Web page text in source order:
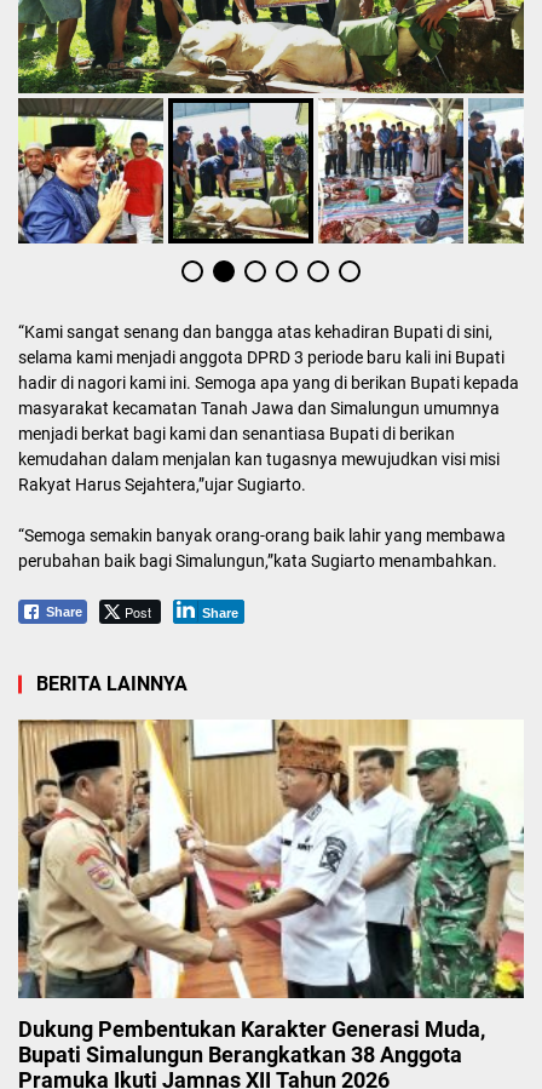
“Kami sangat senang dan bangga atas kehadiran Bupati di sini,
selama kami menjadi anggota DPRD 3 periode baru kali ini Bupati
hadir di nagori kami ini. Semoga apa yang di berikan Bupati kepada
masyarakat kecamatan Tanah Jawa dan Simalungun umumnya
menjadi berkat bagi kami dan senantiasa Bupati di berikan
kemudahan dalam menjalan kan tugasnya mewujudkan visi misi
Rakyat Harus Sejahtera,”ujar Sugiarto.
“Semoga semakin banyak orang-orang baik lahir yang membawa
perubahan baik bagi Simalungun,”kata Sugiarto menambahkan.
Share Post Share
BERITA LAINNYA
Dukung Pembentukan Karakter Generasi Muda,
Bupati Simalungun Berangkatkan 38 Anggota
Pramuka Ikuti Jamnas XII Tahun 2026